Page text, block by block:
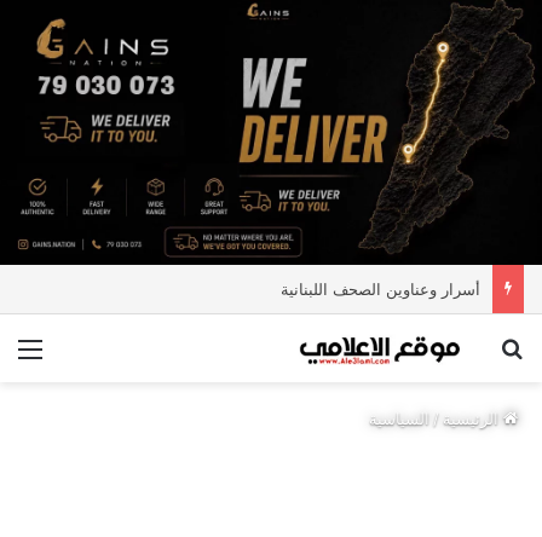
أسرار وعناوين الصحف اللبنانية
بحث عن
الرئيسية/ السياسية